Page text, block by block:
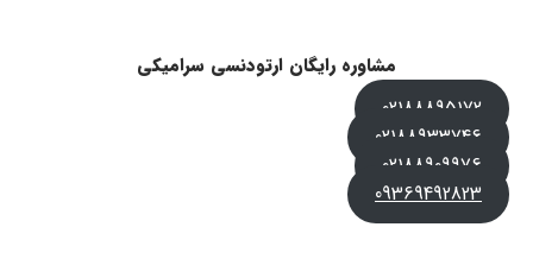
مشاوره رایگان ارتودنسی سرامیکی
02188895172
02188933746
02188909976
09369492823